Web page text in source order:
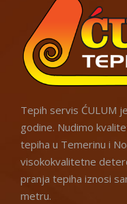
Tepih servis ĆULUM
godine. Nudimo
tepiha u Temerinu i
visokokvalitetne
pranja tepiha iznosi
metru.